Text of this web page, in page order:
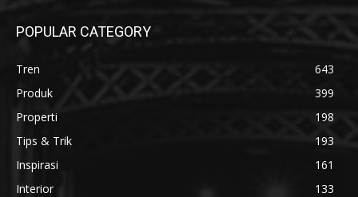
POPULAR CATEGORY
Tren
643
Produk
399
Properti
198
Tips & Trik
193
Inspirasi
161
Interior
133